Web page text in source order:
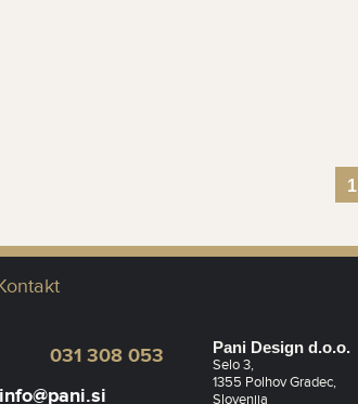
1
031 308 053
info@pani.si
Pani Design d.o.o.
Selo 3,
1355 Polhov Gradec,
Slovenija